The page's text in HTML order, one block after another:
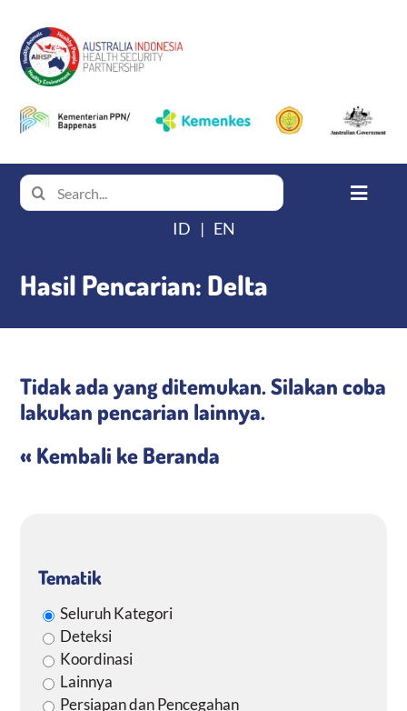
content
Toggle
Tentang AIHSP
Media KIE
Search
for:
ID EN
Hasil Pencarian: Delta
Tematik
Seluruh Kategori
Deteksi
Koordinasi
Lainnya
Persiapan dan Pencegahan
Tidak ada yang ditemukan. Silakan coba
lakukan pencarian lainnya.
« Kembali ke Beranda